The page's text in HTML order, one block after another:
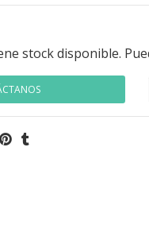
stock disponible.